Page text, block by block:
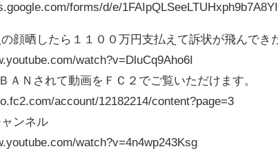
forms/d/e/
顔晒したら１１００万円支払えて訴状が飛んでき
watch?v=DluCq9Aho6I
ＡＮされて動画をＦＣ２でご覧いただけます。
account/12182214/content?page=3
ンネル
watch?v=4n4wp243Ksg